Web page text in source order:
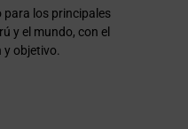
para los principales
y el mundo, con el
y objetivo.